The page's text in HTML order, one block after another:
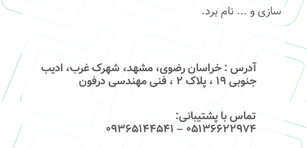
سازی و … نام برد.
آدرس : خراسان رضوی، مشهد، شهرک غرب، ادیب
جنوبی ۱۹ ، پلاک ۲ ، فنی مهندسی درفون
تماس با پشتیبانی:
۰۵۱۳۶۶۲۲۹۷۴ – 09365144541